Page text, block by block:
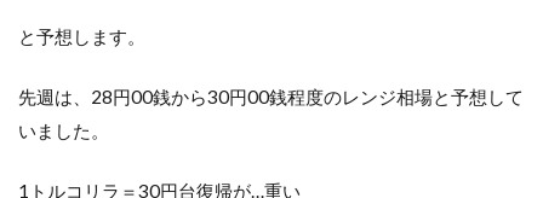
と予想します。
先週は、28円00銭から30円00銭程度のレンジ相場と予想して
いました。
1トルコリラ＝30円台復帰が…重い